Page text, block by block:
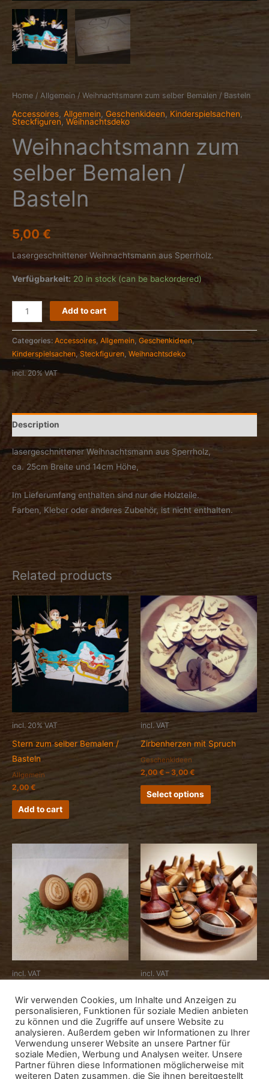
Home / Allgemein / Weihnachtsmann zum selber Bemalen / Basteln
Accessoires, Allgemein, Geschenkideen, Kinderspielsachen,
Steckfiguren, Weihnachtsdeko
Weihnachtsmann zum
selber Bemalen /
Basteln
5,00 €
Lasergeschnittener Weihnachtsmann aus Sperrholz.
Verfügbarkeit: 20 in stock (can be backordered)
Weihnachtsmann
zum
selber
Bemalen
Add to cart
Categories: Accessoires, Allgemein, Geschenkideen,
Kinderspielsachen, Steckfiguren, Weihnachtsdeko
incl. 20% VAT
Description
lasergeschnittener Weihnachtsmann aus Sperrholz,
ca. 25cm Breite und 14cm Höhe,
Im Lieferumfang enthalten sind nur die Holzteile.
Farben, Kleber oder anderes Zubehör, ist nicht enthalten.
Related products
incl. 20% VAT
Stern zum selber Bemalen /
Basteln
Allgemein
2,00 €
Add to cart
incl. VAT
Zirbenherzen mit Spruch
Geschenkideen
2,00 € – 3,00 €
Select options
incl. VAT
Allgemein
19,00€
Select options
incl. VAT
Kinderspielsachen
5,90€
Select options
Wir verwenden Cookies, um Inhalte und Anzeigen zu
personalisieren, Funktionen für soziale Medien anbieten
zu können und die Zugriffe auf unsere Website zu
analysieren. Außerdem geben wir Informationen zu Ihrer
Verwendung unserer Website an unsere Partner für
soziale Medien, Werbung und Analysen weiter. Unsere
Partner führen diese Informationen möglicherweise mit
weiteren Daten zusammen, die Sie ihnen bereitgestellt